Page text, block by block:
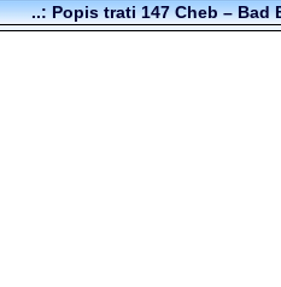
..: Popis trati 147 Cheb – Bad